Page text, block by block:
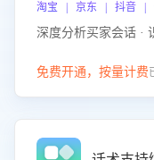
淘宝 | 京东 | 抖音 |
深度分析买家会话 ·
免费开通，按量计费